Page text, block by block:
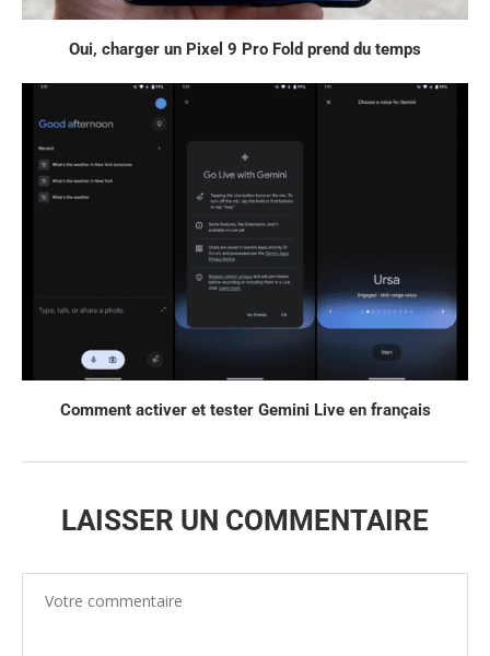
Oui, charger un Pixel 9 Pro Fold prend du temps
Comment activer et tester Gemini Live en français
LAISSER UN COMMENTAIRE